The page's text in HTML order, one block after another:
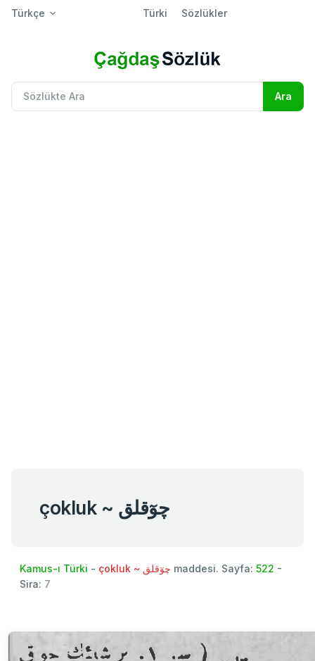
Türkçe Türki Sözlükler
çokluk ~ چوٓقلق
Kamus-ı Türki - çokluk ~ چوٓقلق maddesi. Sayfa: 522 -
Sira: 7